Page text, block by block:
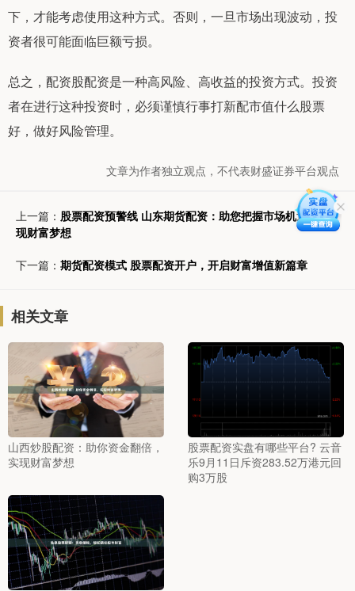
下，才能考虑使用这种方式。否则，一旦市场出现波动，投
资者很可能面临巨额亏损。
总之，配资股配资是一种高风险、高收益的投资方式。投资
者在进行这种投资时，必须谨慎行事打新配市值什么股票
好，做好风险管理。
文章为作者独立观点，不代表财盛证券平台观点
上一篇： 股票配资预警线 山东期货配资：助您把握市场机遇，实
现财富梦想
下一篇： 期货配资模式 股票配资开户，开启财富增值新篇章
相关文章
山西炒股配资：助你资金翻倍，
实现财富梦想
股票配资实盘有哪些平台? 云音
乐9月11日斥资283.52万港元回
购3万股